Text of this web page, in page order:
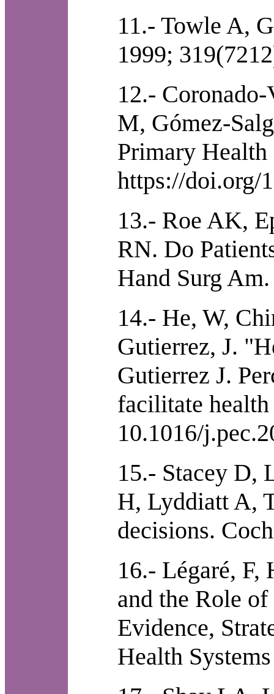
11.- Towle A,
1999;
12.-
M, Gómez-
Primary
https://doi.org/
13.- Roe AK,
RN. Do
Hand Surg
14.- He, W,
Gutierrez, J.
Gutierrez J.
facilitate
10.1016/
15.- Stacey D,
H, Lyddiatt A,
decisions.
16.- Légaré, F,
and the Role
Evidence,
Health